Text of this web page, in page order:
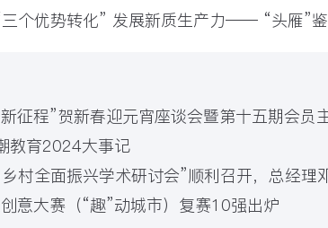
个优势转化” 发展新质生产力—— “头雁”鉴
征程”贺新春迎元宵座谈会暨第十五期会员
教育2024大事记
村全面振兴学术研讨会”顺利召开，总经理
意大赛（“趣”动城市）复赛10强出炉